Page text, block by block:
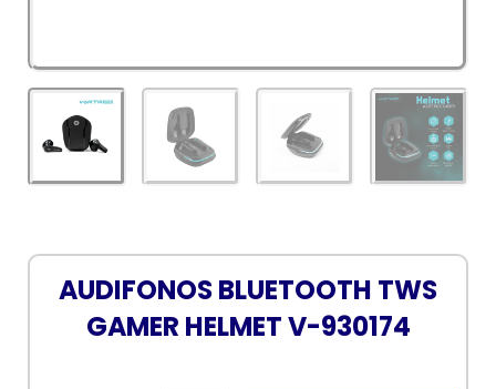
AUDIFONOS BLUETOOTH TWS
GAMER HELMET V-930174